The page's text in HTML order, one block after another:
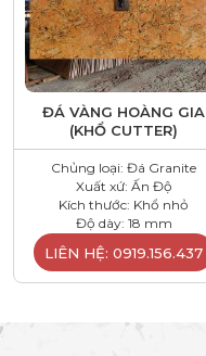
ĐÁ VÀNG HOÀNG GIA
(KHỔ CUTTER)
Chủng loại: Đá Granite
Xuất xứ: Ấn Độ
Kích thước: Khổ nhỏ
Độ dày: 18 mm
LIÊN HỆ: 0919.156.437